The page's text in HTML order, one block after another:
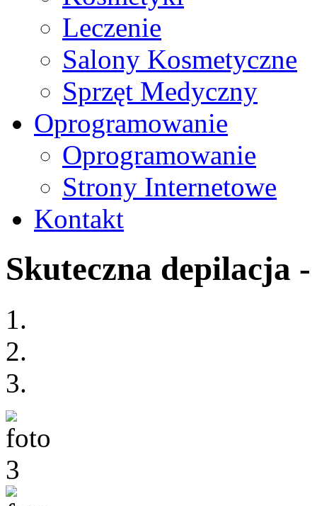
Leczenie
Salony Kosmetyczne
Sprzęt Medyczny
Oprogramowanie
Oprogramowanie
Strony Internetowe
Kontakt
Skuteczna depilacja